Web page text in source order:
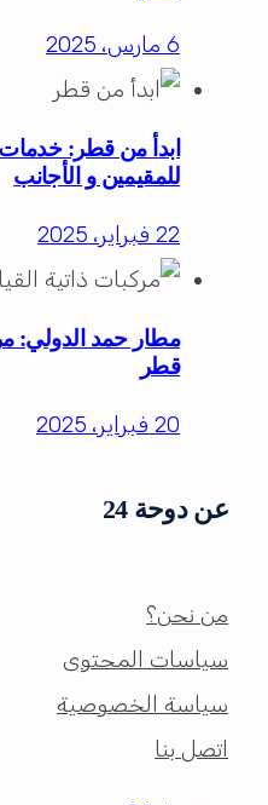
6 مارس، 2025
ابدأ من قطر:
للمقيمين و الأجانب
22 فبراير، 2025
مطار حمد الدولي:
قطر
20 فبراير، 2025
عن دوحة 24
من نحن؟
سياسات المحتوى
سياسة الخصوصية
اتصل بنا